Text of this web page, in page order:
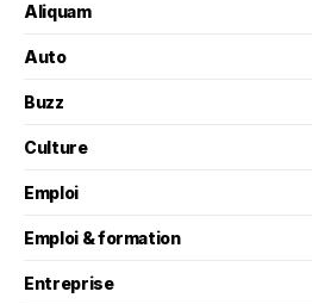
Aliquam
Auto
Buzz
Culture
Emploi
Emploi & formation
Entreprise